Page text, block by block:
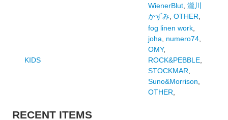
WienerBlut, 瀧川
かずみ, OTHER
KIDS
fog linen work,
joha
numero74,
OMY,
ROCK&PEBBLE,
STOCKMAR
Suno&Morrison
OTHER
RECENT ITEMS